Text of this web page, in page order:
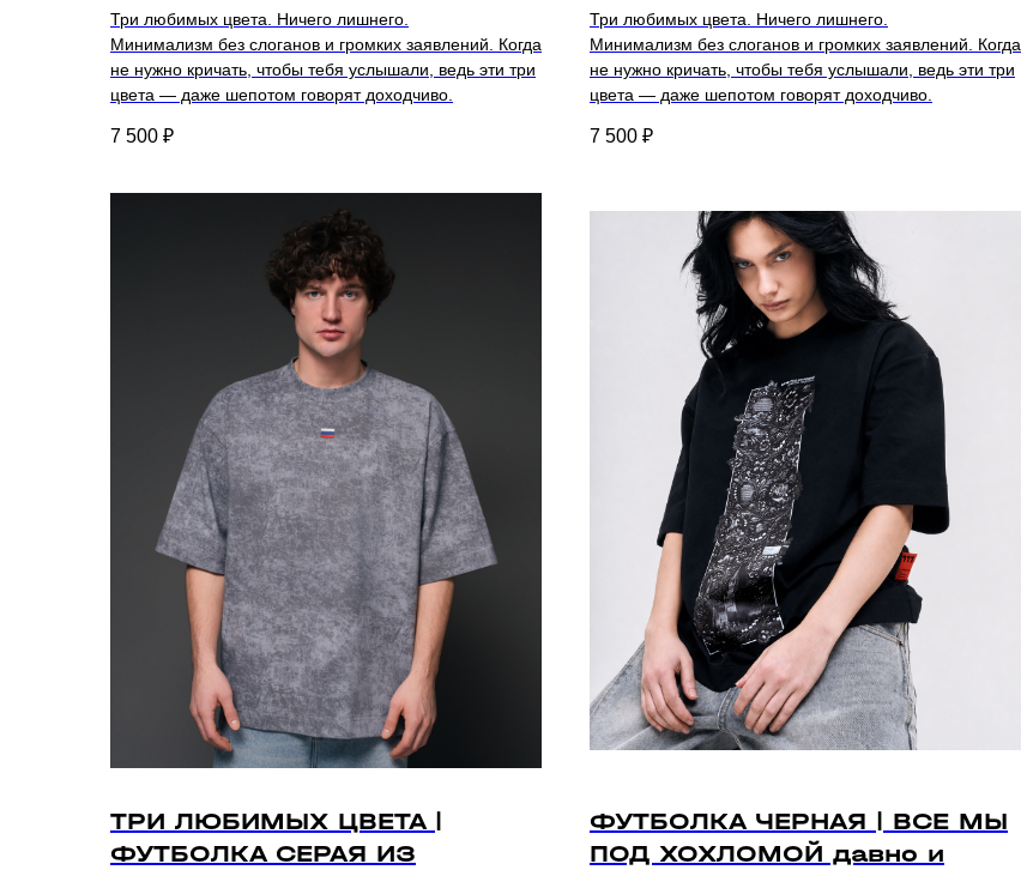
Три любимых цвета. Ничего лишнего.
Минимализм без слоганов и громких заявлений. Когда
не нужно кричать, чтобы тебя услышали, ведь эти три
цвета — даже шепотом говорят доходчиво.
7 500 ₽
Три любимых цвета. Ничего лишнего.
Минимализм без слоганов и громких заявлений. Когда
не нужно кричать, чтобы тебя услышали, ведь эти три
цвета — даже шепотом говорят доходчиво.
7 500 ₽
ТРИ ЛЮБИМЫХ ЦВЕТА |
ФУТБОЛКА СЕРАЯ ИЗ
ФУТБОЛКА ЧЕРНАЯ | ВСЕ МЫ
ПОД ХОХЛОМОЙ давно и